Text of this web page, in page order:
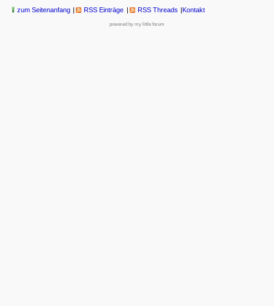
zum Seitenanfang RSS Einträge RSS Threads Kontakt
powered by my little forum